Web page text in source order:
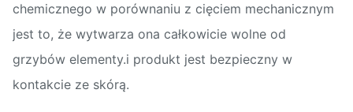
chemicznego w porównaniu z cięciem mechanicznym
jest to, że wytwarza ona całkowicie wolne od
grzybów elementy.i produkt jest bezpieczny w
kontakcie ze skórą.